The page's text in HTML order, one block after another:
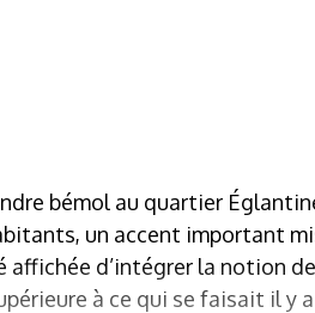
bémol au quartier
un accent important
d’intégrer la notion
à ce qui se faisait il y